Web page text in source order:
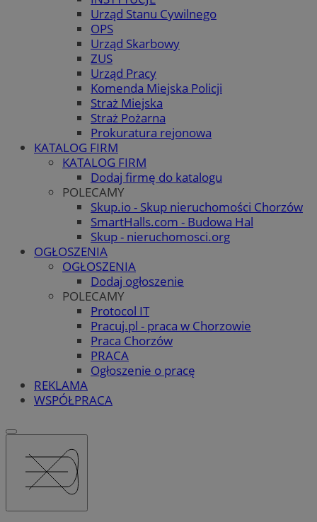
Urząd Stanu Cywilnego
OPS
Urząd Skarbowy
ZUS
Urząd Pracy
Komenda Miejska Policji
Straż Miejska
Straż Pożarna
Prokuratura rejonowa
KATALOG FIRM
KATALOG FIRM
Dodaj firmę do katalogu
POLECAMY
Skup.io - Skup nieruchomości Chorzów
SmartHalls.com - Budowa Hal
Skup - nieruchomosci.org
OGŁOSZENIA
OGŁOSZENIA
Dodaj ogłoszenie
POLECAMY
Protocol IT
Pracuj.pl - praca w Chorzowie
Praca Chorzów
PRACA
Ogłoszenie o pracę
REKLAMA
WSPÓŁPRACA